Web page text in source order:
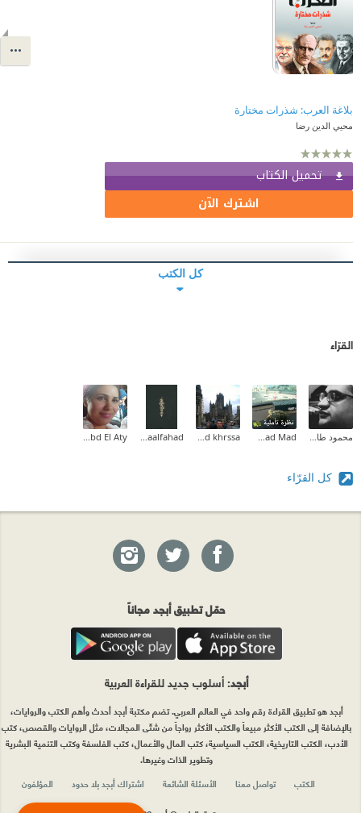
بلاغة العرب: شذرات مختارة
محيي الدين رضا
تحميل الكتاب
اشترك الآن
كل الكتب
القرّاء
كل القرّاء
حمّل تطبيق أبجد مجاناً
أبجد: أسلوب جديد للقراءة العربية
أبجد هو تطبيق القراءة رقم واحد في العالم العربي. تضم مكتبة أبجد أحدث وأهم الكتب والروايات،
بالإضافة إلى الكتب الأكثر مبيعاً والكتب الأكثر رواجاً من شتّى المجالات، مثل الروايات والقصص، كتب
الأدب، الكتب التاريخية، الكتب السياسية، كتب المال والأعمال، كتب الفلسفة وكتب التنمية البشرية
وتطوير الذات وغيرها.
الكتب
تواصل معنا الأسئلة الشائعة اشتراك أبجد بلا حدود
المؤلفون